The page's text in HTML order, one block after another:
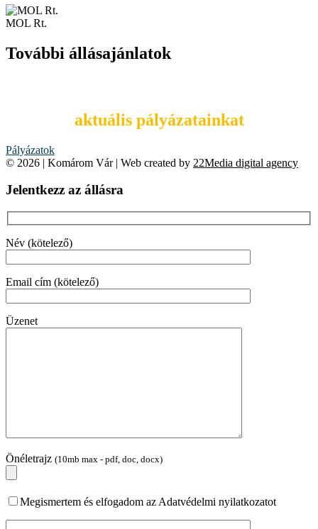
MOL Rt.
További állásajánlatok
aktuális pályázatainkat
Pályázatok
© 2026 | Komárom Vár | Web created by 22Media digital agency
Jelentkezz az állásra
Név (kötelező)
Email cím (kötelező)
Üzenet
Önéletrajz (10mb max - pdf, doc, docx)
Megismertem és elfogadom az Adatvédelmi nyilatkozatot